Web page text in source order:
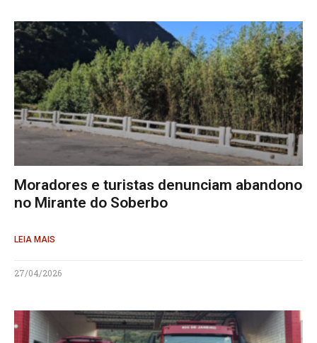
Moradores e turistas denunciam abandono
no Mirante do Soberbo
LEIA MAIS
27/04/2026